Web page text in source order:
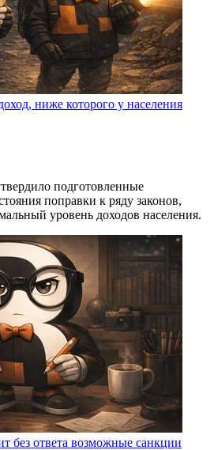
ниже которого у населения
подготовленные
поправки к ряду законов,
уровень доходов населения.
без ответа возможные санкции